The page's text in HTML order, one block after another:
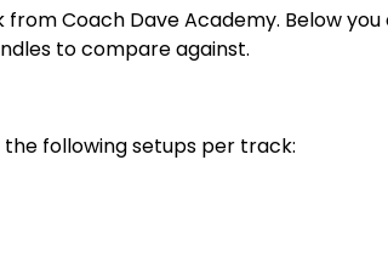
Coach Dave Academy. Below
to compare against.
following setups per track: